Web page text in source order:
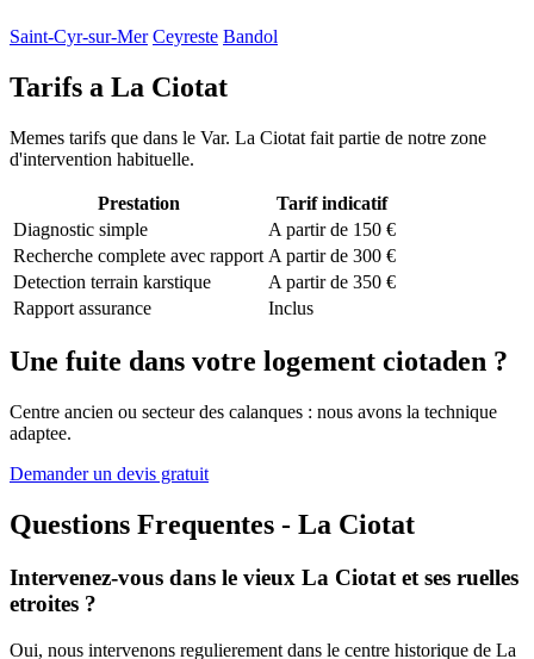
Saint-Cyr-sur-Mer Ceyreste Bandol
Tarifs a La Ciotat
Memes tarifs que dans le Var. La Ciotat fait partie de notre zone
d'intervention habituelle.
Prestation
Tarif indicatif
Diagnostic simple
A partir de 150 €
Recherche complete avec rapport A partir de 300 €
Detection terrain karstique
A partir de 350 €
Rapport assurance
Inclus
Une fuite dans votre logement ciotaden ?
Centre ancien ou secteur des calanques : nous avons la technique
adaptee.
Demander un devis gratuit
Questions Frequentes - La Ciotat
Intervenez-vous dans le vieux La Ciotat et ses ruelles
etroites ?
Oui, nous intervenons regulierement dans le centre historique de La